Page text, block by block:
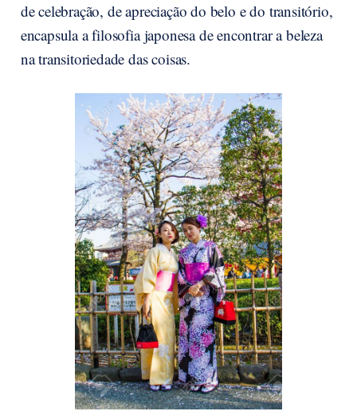
de celebração, de apreciação do belo e do transitório,
encapsula a filosofia japonesa de encontrar a beleza
na transitoriedade das coisas.